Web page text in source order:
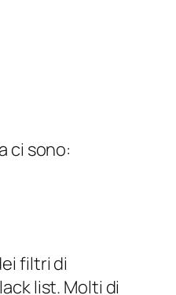
ci sono:
filtri di
list. Molti di